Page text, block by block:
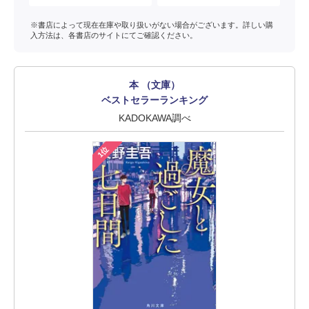
※書店によって現在在庫や取り扱いがない場合がございます。詳しい購
入方法は、各書店のサイトにてご確認ください。
本 （文庫）
ベストセラーランキング
KADOKAWA調べ
1位